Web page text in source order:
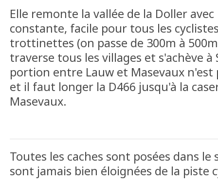
Elle remonte la vallée de la Doller
constante, facile pour tous les
trottinettes (on passe de 300m à
traverse tous les villages et s'achève à
portion entre Lauw et Masevaux n'est
et il faut longer la D466 jusqu'à la
Masevaux.
Toutes les caches sont posées dans le
sont jamais bien éloignées de la piste